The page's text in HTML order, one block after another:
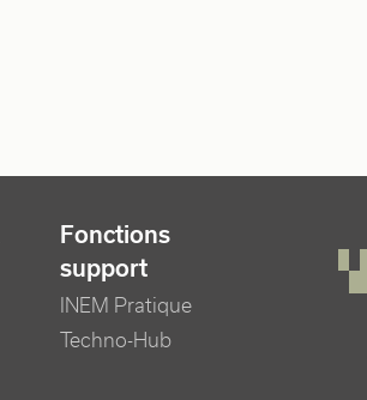
Fonctions
support
INEM Pratique
Techno-Hub